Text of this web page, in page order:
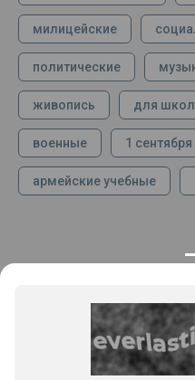
милицейские
политические
живопись для
военные 1 сентября
армейские учебные
+7 925 282 34 40